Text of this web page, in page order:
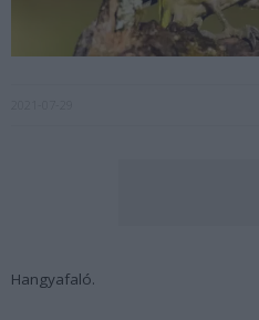
Hangyafaló.